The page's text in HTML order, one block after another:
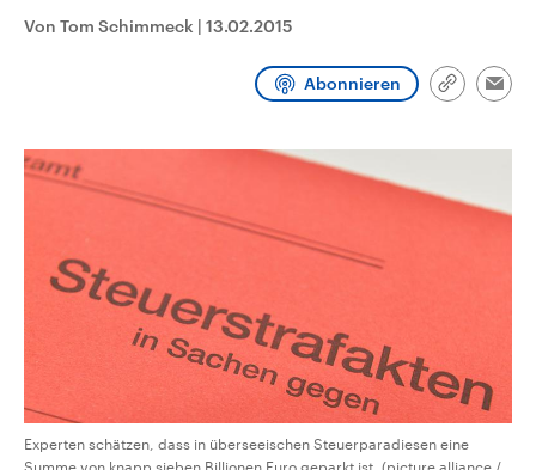
Von Tom Schimmeck | 13.02.2015
Abonnieren
Link
Experten schätzen, dass in überseeischen Steuerparadiesen eine